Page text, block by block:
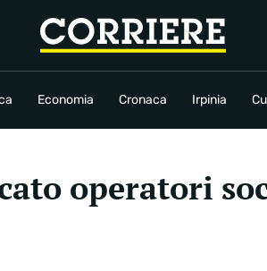
Economia Cronaca Irpinia
Irpinia Sport
operatori